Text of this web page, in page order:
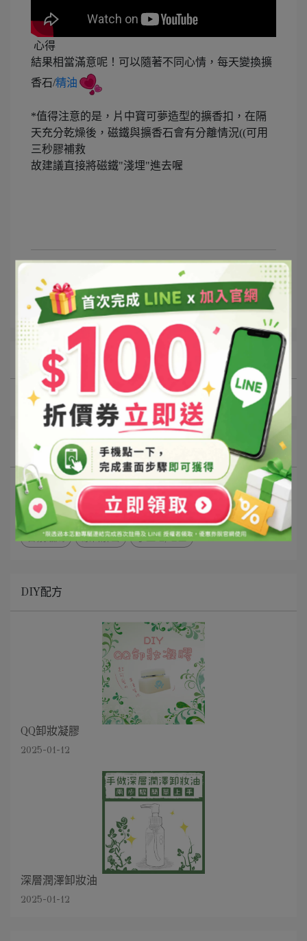
心得
結果相當滿意呢！可以隨著不同心情，每天變換擴
香石/精油
*值得注意的是，片中寶可夢造型的擴香扣，在隔
天充分乾燥後，磁鐵與擴香石會有分離情況((可用
三秒膠補救
故建議直接將磁鐵"淺埋"進去喔
文章分類 居家生活 香氛蠟燭
所有文章主題
DIY配方
文章分類
家事清潔 隔離防護 居家生活
臉部保養
臉部清潔
美體美髮 童趣療癒
彩妝美容
香氛蠟燭
原料解密 手工皂/皂基
DIY配方
QQ卸妝凝膠
2025-01-12
深層潤澤卸妝油
2025-01-12